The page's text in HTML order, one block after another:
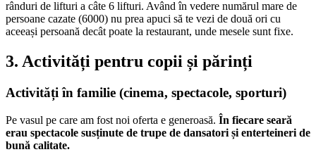
rânduri de lifturi a câte 6 lifturi. Având în vedere numărul mare de
persoane cazate (6000) nu prea apuci să te vezi de două ori cu
aceeași persoană decât poate la restaurant, unde mesele sunt fixe.
3. Activități pentru copii și părinți
Activități în familie (cinema, spectacole, sporturi)
Pe vasul pe care am fost noi oferta e generoasă. În fiecare seară
erau spectacole susținute de trupe de dansatori și enterteineri de
bună calitate.